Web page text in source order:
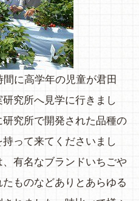
に高学年の児童が君田
究所へ見学に行きまし
究所で開発された品種の
って来てくださいまし
有名なブランドいちごや
ものなどありとあらゆる